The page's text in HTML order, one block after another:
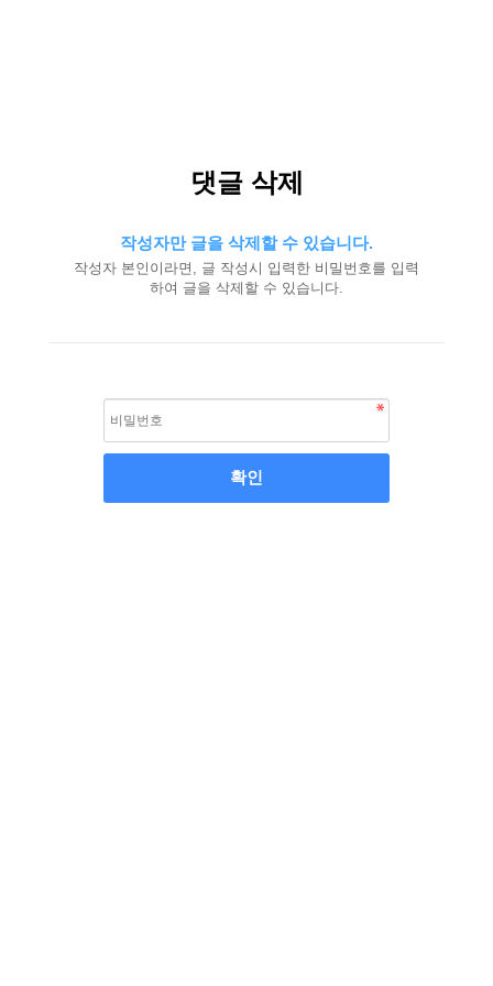
댓글 삭제
작성자만 글을 삭제할 수 있습니다.
작성자 본인이라면, 글 작성시 입력한 비밀번호를 입력
하여 글을 삭제할 수 있습니다.